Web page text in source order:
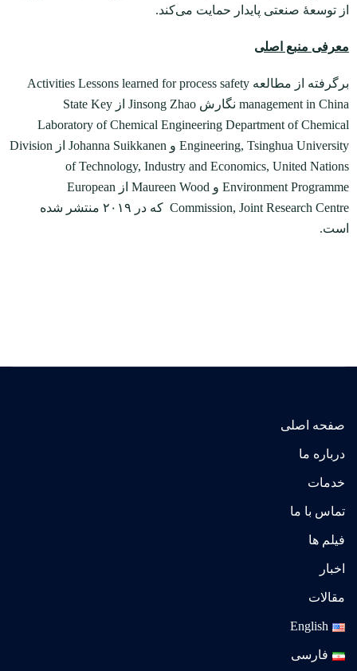
از توسعۀ صنعتی پایدار حمایت می‌کند.
معرفی منبع اصلی
برگرفته از مطالعه Activities Lessons learned for process safety
management in China نگارش Jinsong Zhao از State Key
Laboratory of Chemical Engineering Department of Chemical
Engineering, Tsinghua University و Johanna Suikkanen از Division
of Technology, Industry and Economics, United Nations
Environment Programme و Maureen Wood از European
Commission, Joint Research Centre که در ۲۰۱۹ منتشر شده
است.
صفحه اصلی
درباره ما
خدمات
تماس با ما
فیلم ها
اخبار
مقالات
English
فارسی